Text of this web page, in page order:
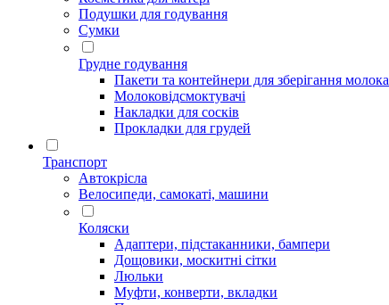
Подушки для годування
Сумки
Грудне годування
Пакети та контейнери для зберігання молока
Молоковідсмоктувачі
Накладки для сосків
Прокладки для грудей
Транспорт
Автокрісла
Велосипеди, самокаті, машини
Коляски
Адаптери, підстаканники, бампери
Дощовики, москитні сітки
Люльки
Муфти, конверти, вкладки